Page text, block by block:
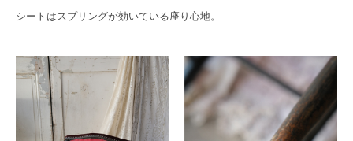
シートはスプリングが効いている座り心地。